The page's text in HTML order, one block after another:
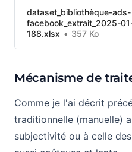
dataset_bibliothèque-ads-
facebook_extrait_2025-
188.xlsx
357 Ko
Mécanisme de
Comme je l'ai décrit
traditionnelle (manuelle)
subjectivité ou à celle